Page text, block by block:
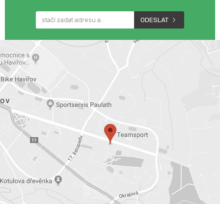
ODESLAT